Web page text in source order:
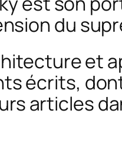
du
et
écrits,
articles